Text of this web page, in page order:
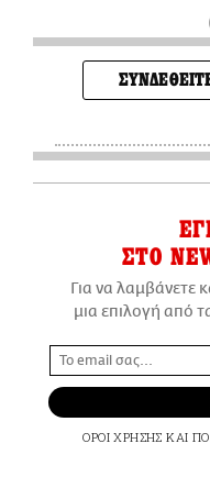
ΣΤΟ
Για να λαμβάνετε
μια επιλογή από
ΟΡΟΙ ΧΡΗΣΗΣ ΚΑΙ